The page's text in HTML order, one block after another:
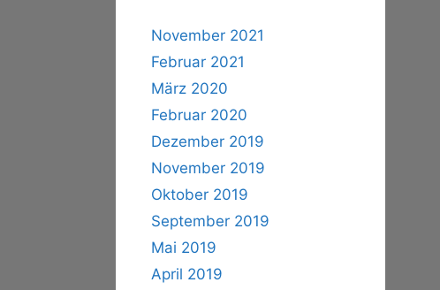
November 2021
Februar 2021
März 2020
Februar 2020
Dezember 2019
November 2019
Oktober 2019
September 2019
Mai 2019
April 2019